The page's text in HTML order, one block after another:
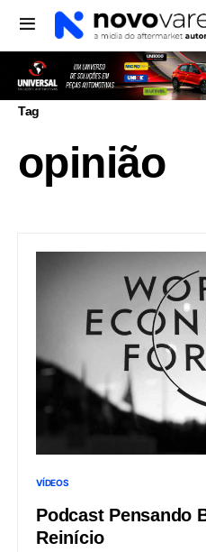
Tag
opinião
VÍDEOS
Podcast Pensando
Reinício